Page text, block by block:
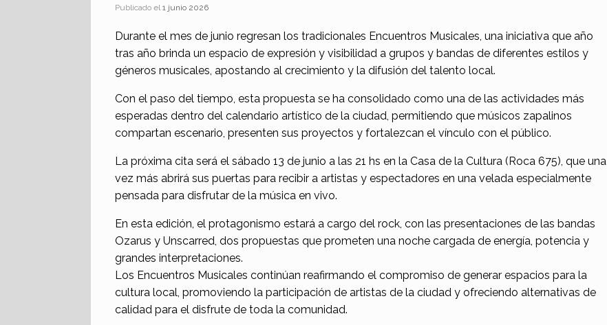
Publicado el1 junio 2026
Durante el mes de junio regresan los tradicionales Encuentros Musicales, una iniciativa que año
tras año brinda un espacio de expresión y visibilidad a grupos y bandas de diferentes estilos y
géneros musicales, apostando al crecimiento y la difusión del talento local.
Con el paso del tiempo, esta propuesta se ha consolidado como una de las actividades más
esperadas dentro del calendario artístico de la ciudad, permitiendo que músicos zapalinos
compartan escenario, presenten sus proyectos y fortalezcan el vínculo con el público.
La próxima cita será el sábado 13 de junio a las 21 hs en la Casa de la Cultura (Roca 675), que una
vez más abrirá sus puertas para recibir a artistas y espectadores en una velada especialmente
pensada para disfrutar de la música en vivo.
En esta edición, el protagonismo estará a cargo del rock, con las presentaciones de las bandas
Ozarus y Unscarred, dos propuestas que prometen una noche cargada de energía, potencia y
grandes interpretaciones.
Los Encuentros Musicales continúan reafirmando el compromiso de generar espacios para la
cultura local, promoviendo la participación de artistas de la ciudad y ofreciendo alternativas de
calidad para el disfrute de toda la comunidad.